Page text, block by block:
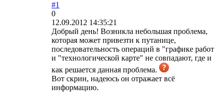
#1
0
12.09.2012 14:35:21
Добрый день! Возникла небольшая проблема,
которая может привезти к путанице,
последовательность операций в "графике работ
и "технологической карте" не совпадают, где и
как решается данная проблема.
Вот скрин, надеюсь он отражает всё
информацию.